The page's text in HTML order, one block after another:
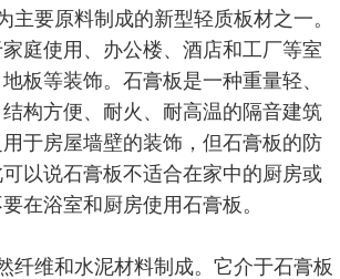
主要原料制成的新型轻质板材之一。
庭使用、办公楼、酒店和工厂等室
板等装饰。石膏板是一种重量轻、
构方便、耐火、耐高温的隔音建筑
于房屋墙壁的装饰，但石膏板的防
以说石膏板不适合在家中的厨房或
在浴室和厨房使用石膏板。
纤维和水泥材料制成。它介于石膏板